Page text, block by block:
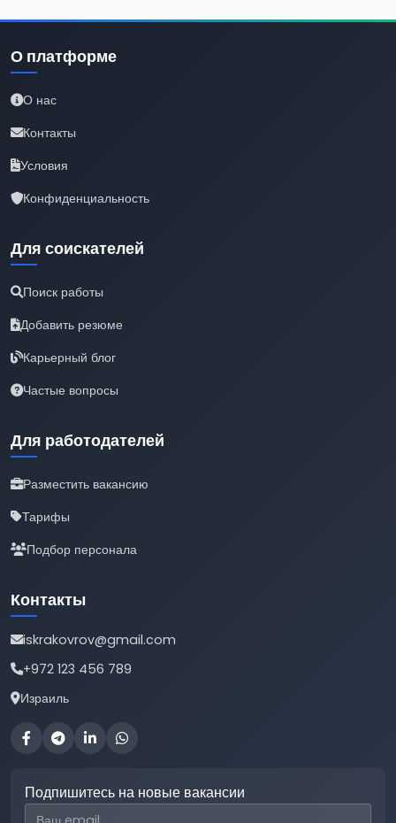
О платформе
О нас
Контакты
Условия
Конфиденциальность
Для соискателей
Поиск работы
Добавить резюме
Карьерный блог
Частые вопросы
Для работодателей
Разместить вакансию
Тарифы
Подбор персонала
Контакты
iskrakovrov@gmail.com
+972 123 456 789
Израиль
Подпишитесь на новые вакансии
Email для подписки